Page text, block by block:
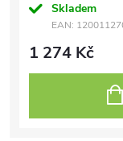
Skladem
EAN:
1 274 Kč